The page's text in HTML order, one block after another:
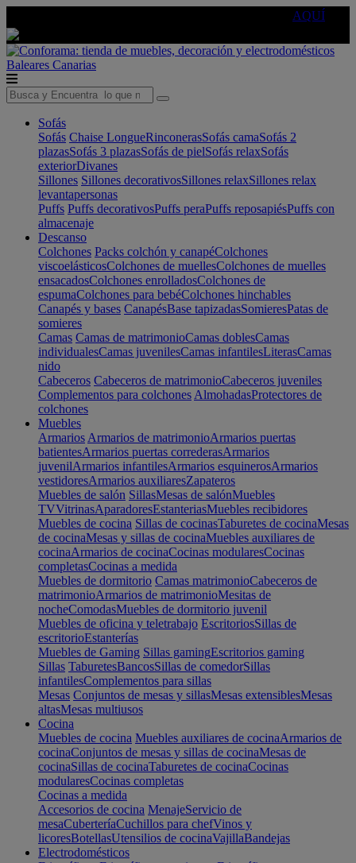
AQUÍ
Baleares Canarias
Sofás
Sofás Chaise LongueRinconerasSofás camaSofás 2
plazasSofás 3 plazasSofás de pielSofás relaxSofás
exteriorDivanes
Sillones Sillones decorativosSillones relaxSillones relax
levantapersonas
Puffs Puffs decorativosPuffs peraPuffs reposapiésPuffs con
almacenaje
Descanso
Colchones Packs colchón y canapéColchones
viscoelásticosColchones de muellesColchones de muelles
ensacadosColchones enrolladosColchones de
espumaColchones para bebéColchones hinchables
Canapés y bases CanapésBase tapizadasSomieresPatas de
somieres
Camas Camas de matrimonioCamas doblesCamas
individualesCamas juvenilesCamas infantilesLiterasCamas
nido
Cabeceros Cabeceros de matrimonioCabeceros juveniles
Complementos para colchones AlmohadasProtectores de
colchones
Muebles
Armarios Armarios de matrimonioArmarios puertas
batientesArmarios puertas correderasArmarios
juvenilArmarios infantilesArmarios esquinerosArmarios
vestidoresArmarios auxiliaresZapateros
Muebles de salón SillasMesas de salónMuebles
TVVitrinasAparadoresEstanteriasMuebles recibidores
Muebles de cocina Sillas de cocinasTaburetes de cocinaMesas
de cocinaMesas y sillas de cocinaMuebles auxiliares de
cocinaArmarios de cocinaCocinas modularesCocinas
completasCocinas a medida
Muebles de dormitorio Camas matrimonioCabeceros de
matrimonioArmarios de matrimonioMesitas de
nocheComodasMuebles de dormitorio juvenil
Muebles de oficina y teletrabajo EscritoriosSillas de
escritorioEstanterías
Muebles de Gaming Sillas gamingEscritorios gaming
Sillas TaburetesBancosSillas de comedorSillas
infantilesComplementos para sillas
Mesas Conjuntos de mesas y sillasMesas extensiblesMesas
altasMesas multiusos
Cocina
Muebles de cocina Muebles auxiliares de cocinaArmarios de
cocinaConjuntos de mesas y sillas de cocinaMesas de
cocinaSillas de cocinaTaburetes de cocinaCocinas
modularesCocinas completas
Cocinas a medida
Accesorios de cocina MenajeServicio de
mesaCuberteríaCuchillos para chefVinos y
licoresBotellasUtensilios de cocinaVajillaBandejas
Electrodomésticos